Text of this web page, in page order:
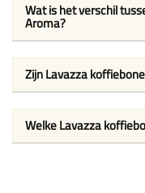
Wat is het verschil
Aroma?
Zijn Lavazza
Welke Lavazza